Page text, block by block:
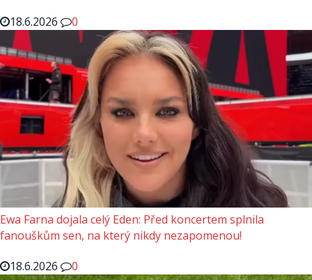
18.6.2026
0
Ewa Farna dojala celý Eden: Před koncertem splnila
fanouškům sen, na který nikdy nezapomenou!
18.6.2026
0